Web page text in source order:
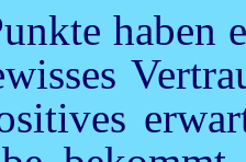
haben